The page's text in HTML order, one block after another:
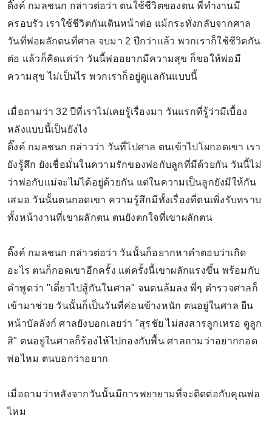
ดิ๊งค์ กมลชนก กล่าวต่อว่า ตนใช้ชีวิตของตน พี่ทำงานมี
ครอบรัว เราใช้ชีวิตกันเดินหน้าต่อ แม้กระทั่งกลับจากศาล
วันที่พ่อผลักตนที่ศาล จบมา 2 ปีกว่าแล้ว พวกเราก็ใช้ชีวิตกัน
ต่อ แล้วก็คิดแค่ว่า วันนี้พ่ออยากมีความสุข ก็ขอให้พ่อมี
ความสุข ไม่เป็นไร พวกเราก็อยู่ดูแลกันแบบนี้
เมื่อถามว่า 32 ปีที่เราไม่เคยรู้เรื่องมา วันแรกที่รู้ว่ามีเบื้อง
หลังแบบนี้เป็นยังไง
ดิ๊งค์ กมลชนก กล่าวว่า วันที่ไปศาล ตนเข้าไปโผกอดเขา เรา
ยังรู้สึก ยังเชื่อมั่นในความรักของพ่อกับลูกที่มีด้วยกัน วันนี้ไม่
ว่าพ่อกับแม่จะไม่ได้อยู่ด้วยกัน แต่ในความเป็นลูกยังมีให้กัน
เสมอ วันนั้นตนกอดเขา ความรู้สึกมีทั้งเรื่องที่ตนเพิ่งรับทราบ
ทั้งหน้างานที่เขาผลักตน ตนยังตกใจที่เขาผลักตน
ดิ๊งค์ กมลชนก กล่าวต่อว่า วันนั้นก็อยากหาคำตอบว่าเกิด
อะไร ตนก็กอดเขาอีกครั้ง แต่ครั้งนี้เขาผลักแรงขึ้น พร้อมกับ
คำพูดว่า "เดี๋ยวไปสู้กันในศาล" จนตนล้มลง พี่ๆ ตำรวจศาลก็
เข้ามาช่วย วันนั้นก็เป็นวันที่ค่อนข้างหนัก ตนอยู่ในศาล ยืน
หน้าบัลลังก์ ศาลยังบอกเลยว่า "สุรชัย ไม่สงสารลูกเหรอ ดูลูก
สิ" ตนอยู่ในศาลก็ร้องไห้ไปกองกับพื้น ศาลถามว่าอยากกอด
พ่อไหม ตนบอกว่าอยาก
เมื่อถามว่าหลังจากวันนั้นมีการพยายามที่จะติดต่อกับคุณพ่อ
ไหม